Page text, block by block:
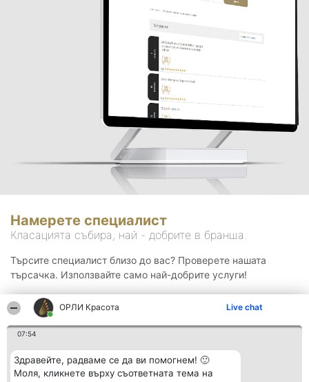
ОРЛИ Красота Live chat
07:54
Здравейте, радваме се да ви помогнем! 🙂
Моля, кликнете върху съответната тема на
Намерете специалист
Класацията събира, най - добрите в бранша.
Търсите специалист близо до вас? Проверете нашата
търсачка. Използвайте само най-добрите услуги!